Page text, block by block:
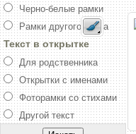
Черно-белые рамки
Рамки другого цвета
Текст в открытке
Для родственника
Открытки с именами
Фоторамки со стихами
Другой текст